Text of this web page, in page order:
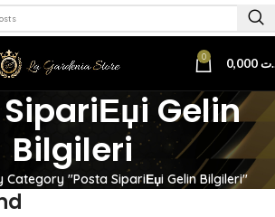
0
Gelin
Bilgileri
Category "Posta SipariЕџi Gelin Bilgileri"